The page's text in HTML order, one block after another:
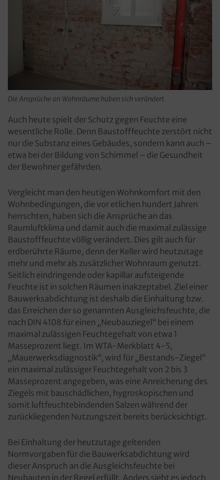
Die Ansprüche an Wohnräume haben sich verändert.
Auch heute spielt der Schutz gegen Feuchte eine
wesentliche Rolle. Denn Baustofffeuchte zerstört nicht
nur die Substanz eines Gebäudes, sondern kann auch –
etwa bei der Bildung von Schimmel – die Gesundheit
der Bewohner gefährden.
Vergleicht man den heutigen Wohnkomfort mit den
Wohnbedingungen, die vor etlichen hundert Jahren
herrschten, haben sich die Ansprüche an das
Raumluftklima und damit auch die maximal zulässige
Baustofffeuchte völlig verändert. Dies gilt auch für
erdberührte Räume, denn der Keller wird heutzutage
mehr und mehr als zusätzlicher Wohnraum genutzt.
Seitlich eindringende oder kapillar aufsteigende
Feuchte ist in solchen Räumen inakzeptabel. Ziel einer
Bauwerksabdichtung ist deshalb die Einhaltung bzw.
das Erreichen der so genannten Ausgleichsfeuchte, die
nach DIN 4108 für einen „Neubauziegel“ bei einem
maximal zulässigen Feuchtegehalt von etwa 1
Masseprozent liegt. Im WTA-Merkblatt 4-5,
„Mauerwerksdiagnostik“, wird für „Bestands-Ziegel“
ein maximal zulässiger Feuchtegehalt von 2 bis 3
Masseprozent angegeben, was eine Anreicherung des
Ziegels mit bauschädlichen, hygroskopischen und
somit luftfeuchtebindenden Salzen während der
zurückliegenden Nutzungszeit bereits berücksichtigt.
Bei Einhaltung der heutzutage geltenden
Normvorgaben für die Bauwerksabdichtung wird
dieser Anspruch an die Ausgleichsfeuchte bei
Neubauten in der Regel erfüllt. Anders sieht es jedoch